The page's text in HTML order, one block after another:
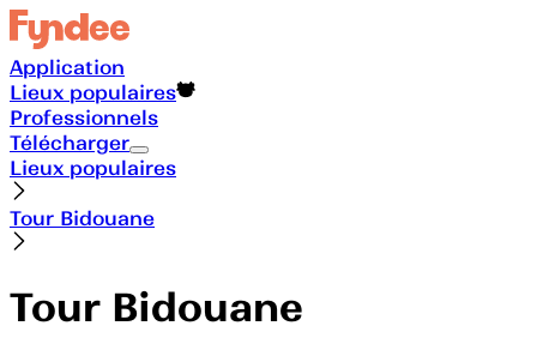
Application
Lieux populaires
Professionnels
Télécharger
Lieux populaires
Tour Bidouane
Tour Bidouane